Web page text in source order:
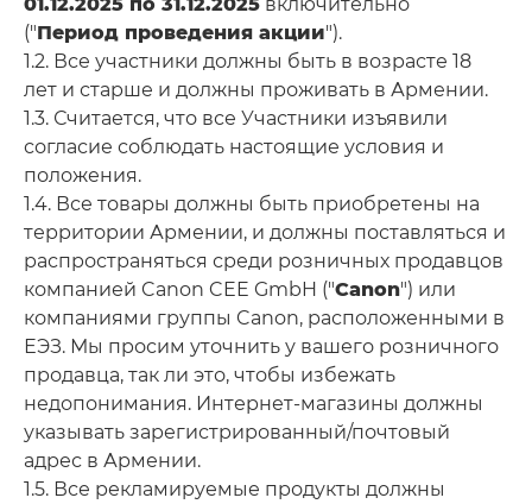
("Период проведения акции").
1.2. Все участники должны быть в возрасте 18
лет и старше и должны проживать в Армении.
1.3. Считается, что все Участники изъявили
согласие соблюдать настоящие условия и
положения.
1.4. Все товары должны быть приобретены на
территории Армении, и должны поставляться и
распространяться среди розничных продавцов
компанией Canon CEE GmbH ("Canon") или
компаниями группы Canon, расположенными в
ЕЭЗ. Мы просим уточнить у вашего розничного
продавца, так ли это, чтобы избежать
недопонимания. Интернет-магазины должны
указывать зарегистрированный/почтовый
адрес в Армении.
1.5. Все рекламируемые продукты должны